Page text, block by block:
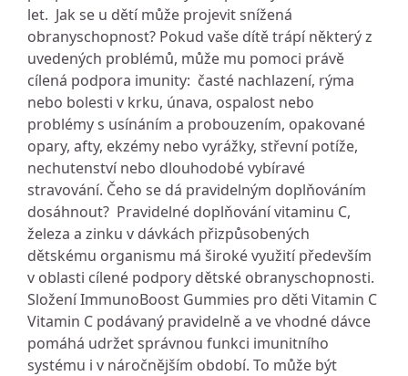
let. Jak se u dětí může projevit snížená
obranyschopnost? Pokud vaše dítě trápí některý z
uvedených problémů, může mu pomoci právě
cílená podpora imunity: časté nachlazení, rýma
nebo bolesti v krku, únava, ospalost nebo
problémy s usínáním a probouzením, opakované
opary, afty, ekzémy nebo vyrážky, střevní potíže,
nechutenství nebo dlouhodobé vybíravé
stravování. Čeho se dá pravidelným doplňováním
dosáhnout? Pravidelné doplňování vitaminu C,
železa a zinku v dávkách přizpůsobených
dětskému organismu má široké využití především
v oblasti cílené podpory dětské obranyschopnosti.
Složení ImmunoBoost Gummies pro děti Vitamin C
Vitamin C podávaný pravidelně a ve vhodné dávce
pomáhá udržet správnou funkci imunitního
systému i v náročnějším období. To může být